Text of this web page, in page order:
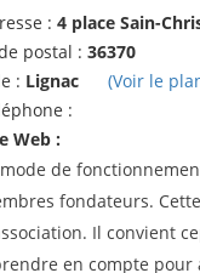
: 4 place Sain-
postal : 36370
: Lignac
(Voir le
:
Web :
de
fondateurs.
Il convient
en compte